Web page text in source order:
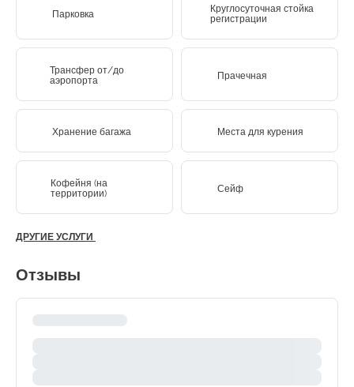
Парковка Круглосуточная стойка
регистрации
Трансфер от/до
аэропорта Прачечная
Хранение багажа Места для курения
Кофейня (на
территории) Сейф
ДРУГИЕ УСЛУГИ
Отзывы